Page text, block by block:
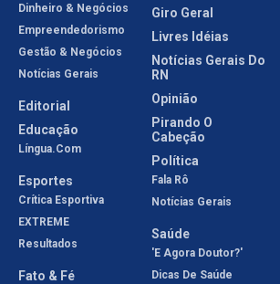
Dinheiro & Negócios
Empreendedorismo
Gestão & Negócios
Notícias Gerais
Editorial
Educação
Língua.com
Esportes
Crítica Esportiva
EXTREME
Resultados
Fato & Fé
Giro Geral
Livres Idéias
Notícias Gerais Do
RN
Opinião
Pirando O
Cabeção
Política
Fala Rô
Notícias Gerais
Saúde
'E Agora Doutor?'
Dicas De Saúde